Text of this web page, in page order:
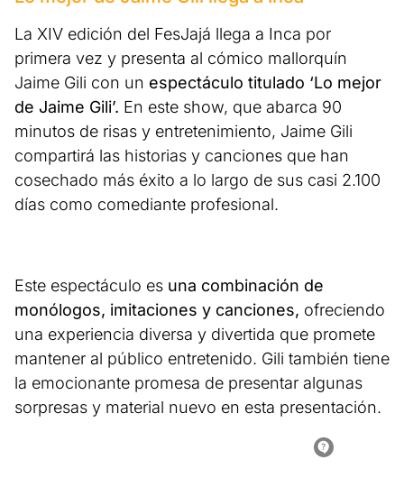
La XIV edición del FesJajá llega a Inca por
primera vez y presenta al cómico mallorquín
Jaime Gili con un espectáculo titulado ‘Lo mejor
de Jaime Gili’. En este show, que abarca 90
minutos de risas y entretenimiento, Jaime Gili
compartirá las historias y canciones que han
cosechado más éxito a lo largo de sus casi 2.100
días como comediante profesional.
Este espectáculo es una combinación de
monólogos, imitaciones y canciones, ofreciendo
una experiencia diversa y divertida que promete
mantener al público entretenido. Gili también tiene
la emocionante promesa de presentar algunas
sorpresas y material nuevo en esta presentación.